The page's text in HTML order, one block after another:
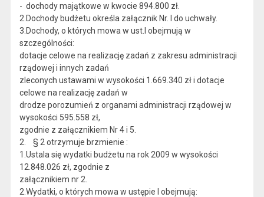
- dochody majątkowe w kwocie 894.800 zł.
2.Dochody budżetu określa załącznik Nr. l do uchwały.
3.Dochody, o których mowa w ust.l obejmują w
szczególności:
dotacje celowe na realizację zadań z zakresu administracji
rządowej i innych zadań
zleconych ustawami w wysokości 1.669.340 zł i dotacje
celowe na realizację zadań w
drodze porozumień z organami administracji rządowej w
wysokości 595.558 zł,
zgodnie z załącznikiem Nr 4 i 5.
2. § 2 otrzymuje brzmienie :
1.Ustala się wydatki budżetu na rok 2009 w wysokości
12.848.026 zł, zgodnie z
załącznikiem nr 2.
2.Wydatki, o których mowa w ustępie l obejmują: